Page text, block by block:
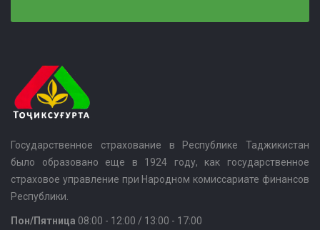
Государственное страхование в Республике Таджикистан
было образовано еще в 1924 году, как государственное
страховое управление при Народном комиссариате финансов
Республики.
Пон/Пятница 08:00 - 12:00 / 13:00 - 17:00